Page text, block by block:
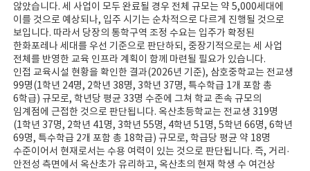
않았습니다. 세 사업이 모두 완료될 경우 전체 규모는 약 5,000세대에
이를 것으로 예상되나, 입주 시기는 순차적으로 다르게 진행될 것으로
보입니다. 따라서 당장의 통학구역 조정 수요는 입주가 확정된
한화포레나 세대를 우선 기준으로 판단하되, 중장기적으로는 세 사업
전체를 반영한 교육 인프라 계획이 함께 마련될 필요가 있습니다.
인접 교육시설 현황을 확인한 결과(2026년 기준), 삼호중학교는 전교생
99명(1학년 24명, 2학년 38명, 3학년 37명, 특수학급 1개 포함 총
6학급) 규모로, 학년당 평균 33명 수준에 그쳐 학교 존속 규모의
임계점에 근접한 것으로 판단됩니다. 옥산초등학교는 전교생 319명
(1학년 37명, 2학년 41명, 3학년 55명, 4학년 51명, 5학년 66명, 6학년
69명, 특수학급 2개 포함 총 18학급) 규모로, 학급당 평균 약 18명
수준이어서 현재로서는 수용 여력이 있는 것으로 판단됩니다. 즉, 거리·
안전성 측면에서 옥산초가 유리하고, 옥산초의 현재 학생 수 여건상